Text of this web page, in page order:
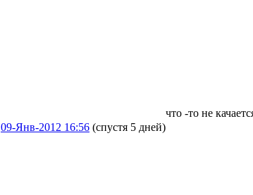
09-Янв-2012 16:56 (спустя 5 дней)
что -то не